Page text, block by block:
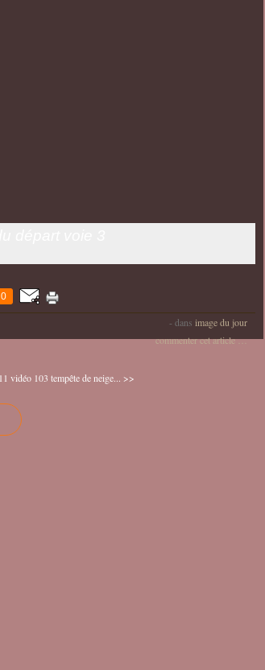
0
- dans image du jour
commenter cet article…
vidéo 103 tempête de neige... >>